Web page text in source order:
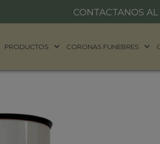
CONTACTANOS AL
PRODUCTOS CORONAS FUNEBRES